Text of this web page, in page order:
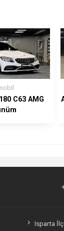
C63 AMG
Isparta